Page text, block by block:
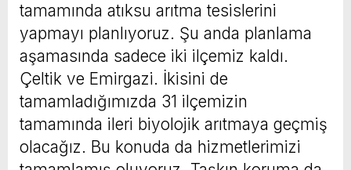
tamamında atıksu arıtma tesislerini
yapmayı planlıyoruz. Şu anda planlama
aşamasında sadece iki ilçemiz kaldı.
Çeltik ve Emirgazi. İkisini de
tamamladığımızda 31 ilçemizin
tamamında ileri biyolojik arıtmaya geçmiş
olacağız. Bu konuda da hizmetlerimizi